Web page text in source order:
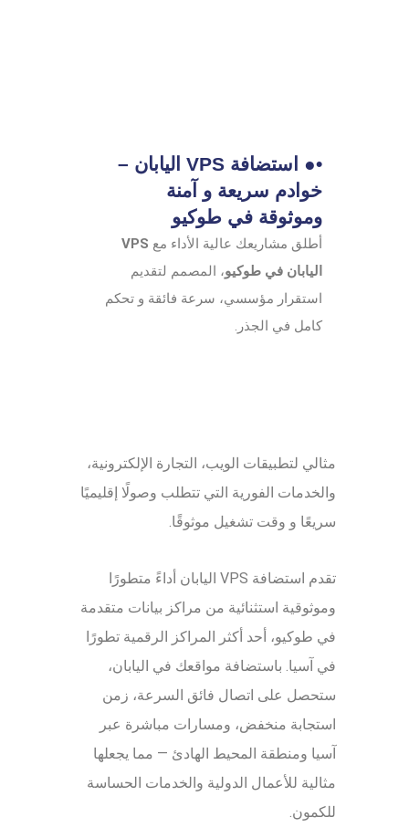
•● استضافة VPS اليابان –
خوادم سريعة و آمنة
وموثوقة في طوكيو
أطلق مشاريعك عالية الأداء مع VPS
اليابان في طوكيو، المصمم لتقديم
استقرار مؤسسي، سرعة فائقة و تحكم
كامل في الجذر.
مثالي لتطبيقات الويب، التجارة الإلكترونية،
والخدمات الفورية التي تتطلب وصولًا إقليميًا
سريعًا و وقت تشغيل موثوقًا.
تقدم استضافة VPS اليابان أداءً متطورًا
وموثوقية استثنائية من مراكز بيانات متقدمة
في طوكيو، أحد أكثر المراكز الرقمية تطورًا
في آسيا. باستضافة مواقعك في اليابان،
ستحصل على اتصال فائق السرعة، زمن
استجابة منخفض، ومسارات مباشرة عبر
آسيا ومنطقة المحيط الهادئ — مما يجعلها
مثالية للأعمال الدولية والخدمات الحساسة
للكمون.